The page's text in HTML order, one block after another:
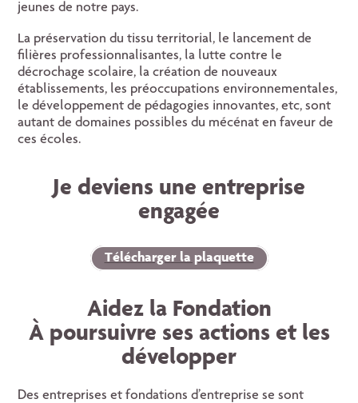
jeunes de notre pays.
La préservation du tissu territorial, le lancement de
filières professionnalisantes, la lutte contre le
décrochage scolaire, la création de nouveaux
établissements, les préoccupations environnementales,
le développement de pédagogies innovantes, etc, sont
autant de domaines possibles du mécénat en faveur de
ces écoles.
Je deviens une entreprise
engagée
Télécharger la plaquette
Aidez la Fondation
À poursuivre ses actions et les
développer
Des entreprises et fondations d’entreprise se sont